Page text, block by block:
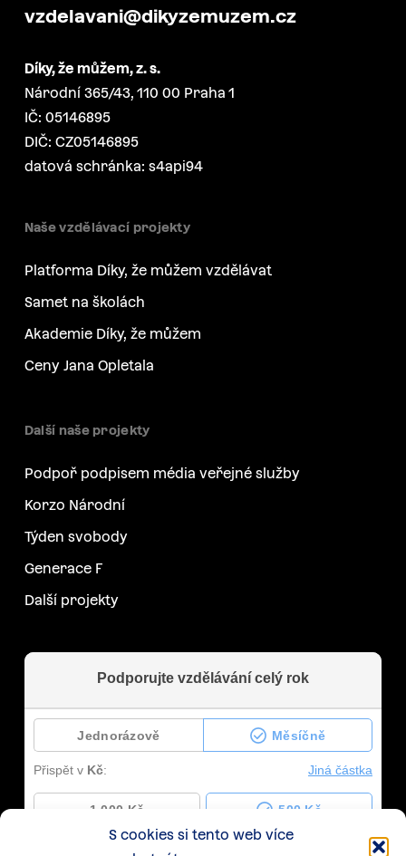
S cookies si tento web více
vzdelavani@dikyzemuzem.cz
Díky, že můžem, z. s.
Národní 365/43, 110 00 Praha 1
IČ: 05146895
DIČ: CZ05146895
datová schránka: s4api94
Naše vzdělávací projekty
Platforma Díky, že můžem vzdělávat
Samet na školách
Akademie Díky, že můžem
Ceny Jana Opletala
Další naše projekty
Podpoř podpisem média veřejné služby
Korzo Národní
Týden svobody
Generace F
Další projekty